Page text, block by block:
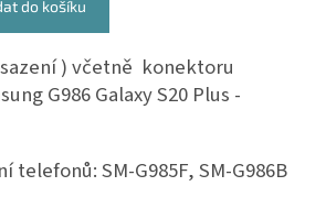
do košíku
) včetně konektoru
G986 Galaxy S20 Plus -
telefonů: SM-G985F, SM-G986B